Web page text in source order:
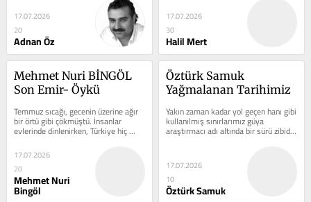
17.07.2026
20
Adnan Öz
17.07.2026
30
Halil Mert
Mehmet Nuri BİNGÖL
Son Emir- Öykü
Temmuz sıcağı, gecenin üzerine ağır
bir örtü gibi çökmüştü. İnsanlar
evlerinde dinlenirken, Türkiye hiç
bilmediği kadar uzun bir...
17.07.2026
20
Mehmet Nuri
Bingöl
Öztürk Samuk
Yağmalanan Tarihimiz
Yakın zaman kadar yol geçen hanı gibi
kullanılmış sınırlarımız güya
araştırmacı adı altında bir sürü zibidi
tarih kaçakçısı...
17.07.2026
10
Öztürk Samuk